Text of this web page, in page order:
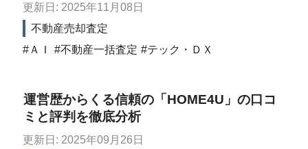
更新日: 2025年11月08日
不動産売却査定
ＡＩ
不動産一括査定 テック・ＤＸ
運営歴からくる信頼の「HOME4U」の口コ
ミと評判を徹底分析
更新日: 2025年09月26日